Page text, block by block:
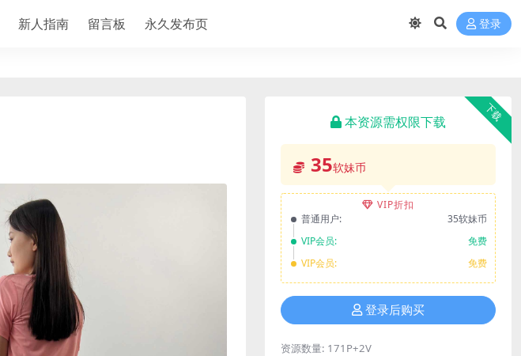
新人指南 留言板 永久发布页 登录
下载
本资源需权限下载
35软妹币
VIP折扣
普通用户:
35软妹币
VIP会员:
免费
VIP会员:
免费
登录后购买
资源数量: 171P+2V